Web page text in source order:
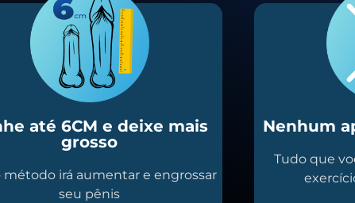
até 6CM e deixe mais
grosso
método irá aumentar e engrossar
seu pênis
Nenhum
Tudo que